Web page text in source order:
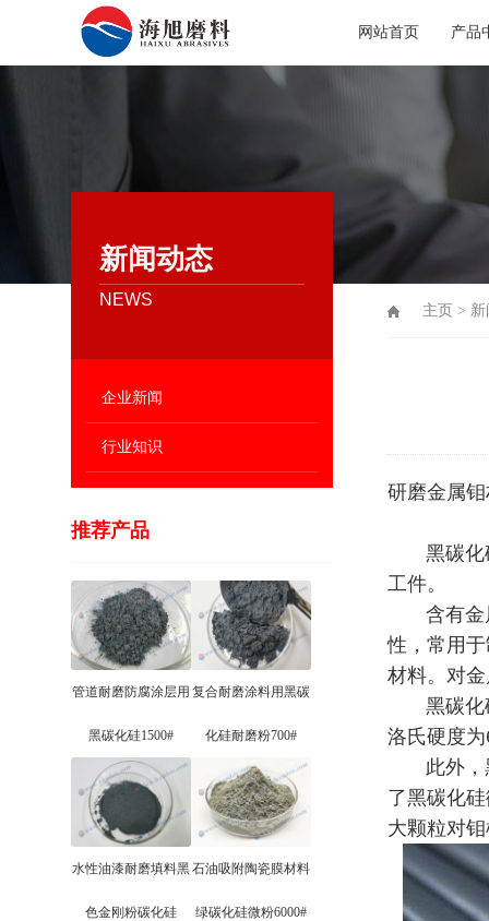
网站首页 产品
新闻动态
NEWS
企业新闻
行业知识
推荐产品
管道耐磨防腐涂层用
黑碳化硅1500#
复合耐磨涂料用黑碳
化硅耐磨粉700#
水性油漆耐磨填料黑
色金刚粉碳化硅
石油吸附陶瓷膜材料
绿碳化硅微粉6000#
主页 >
研磨金属
黑碳化硅
工件。
含有金属
性，常用于
材料。对
黑碳化硅
洛氏硬度
此外，黑
了黑碳化
大颗粒对